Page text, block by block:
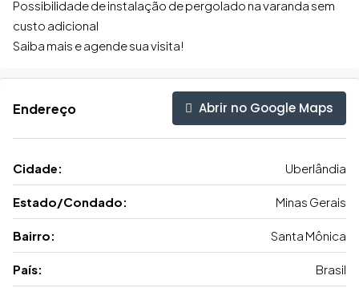
Possibilidade de instalação de pergolado na varanda sem
custo adicional
Saiba mais e agende sua visita!
Endereço Abrir no Google Maps
Cidade: Uberlândia
Estado/Condado: Minas Gerais
Bairro: Santa Mônica
País: Brasil